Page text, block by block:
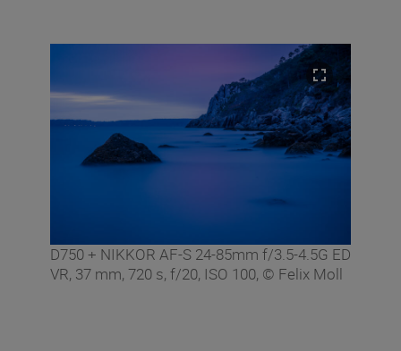
D750 + NIKKOR AF-S 24-85mm f/3.5-4.5G ED
VR, 37 mm, 720 s, f/20, ISO 100, © Felix Moll